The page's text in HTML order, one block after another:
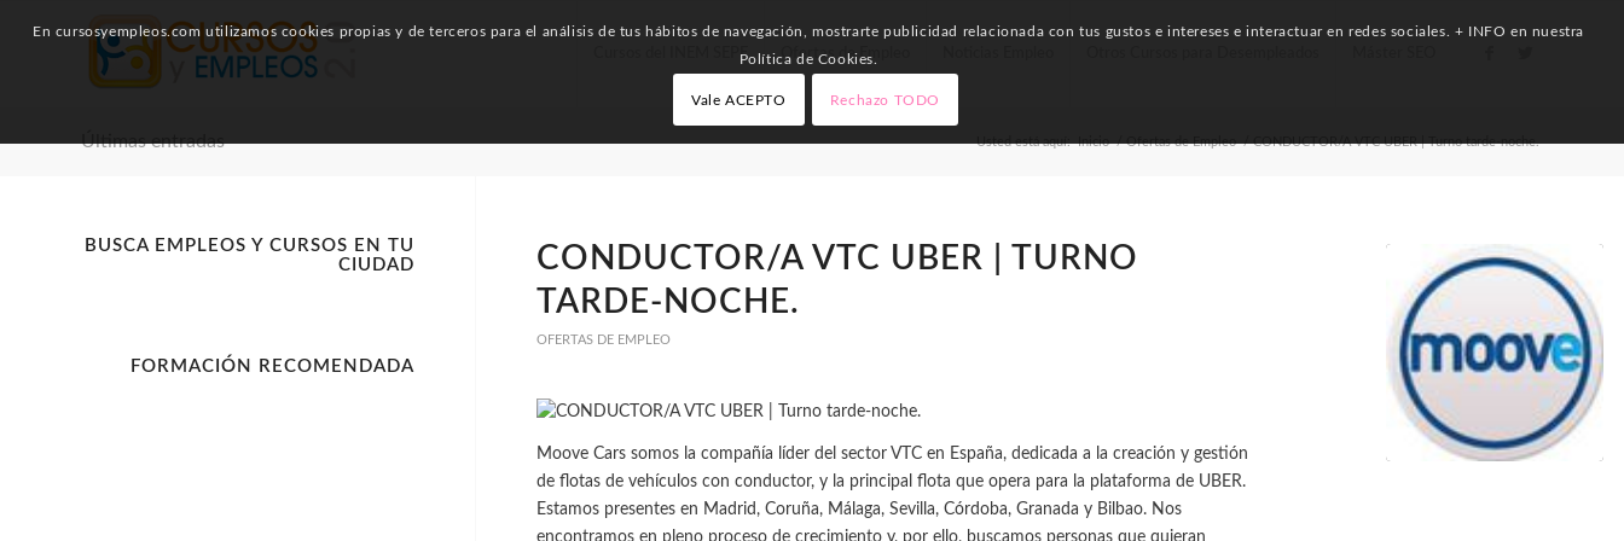
Cursos del INEM SEPE Ofertas de Empleo
Últimas entradas Usted está aquí: Inicio / Ofertas de Empleo / CONDUCTOR/A VTC UBER | Turno tarde-noche.
CONDUCTOR/A VTC UBER | TURNO
TARDE-NOCHE.
OFERTAS DE EMPLEO
Moove Cars somos la compañía líder del sector VTC en España, dedicada a la creación y gestión
de flotas de vehículos con conductor, y la principal flota que opera para la plataforma de UBER.
Estamos presentes en Madrid, Coruña, Málaga, Sevilla, Córdoba, Granada y Bilbao. Nos
encontramos en pleno proceso de crecimiento y, por ello, buscamos personas que quieran
BUSCA EMPLEOS Y CURSOS EN TU
CIUDAD
FORMACIÓN RECOMENDADA
En cursosyempleos.com utilizamos cookies propias y de terceros para el análisis de tus hábitos de navegación, mostrarte publicidad relacionada con tus gustos e intereses e interactuar en redes sociales. + INFO en nuestra
Política de Cookies.
Vale ACEPTO Rechazo TODO